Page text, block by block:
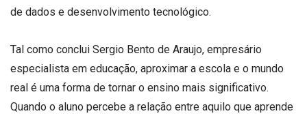
de dados e desenvolvimento tecnológico.
Tal como conclui Sergio Bento de Araujo, empresário
especialista em educação, aproximar a escola e o mundo
real é uma forma de tornar o ensino mais significativo.
Quando o aluno percebe a relação entre aquilo que aprende